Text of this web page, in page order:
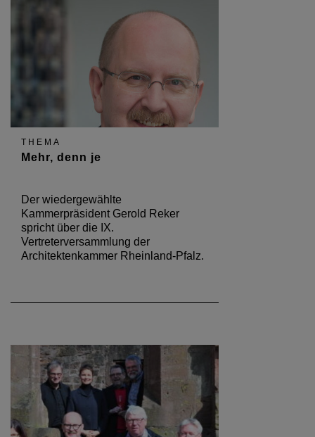
THEMA
Mehr, denn je
Der wiedergewählte
Kammerpräsident Gerold Reker
spricht über die IX.
Vertreterversammlung der
Architektenkammer Rheinland-Pfalz.